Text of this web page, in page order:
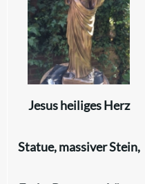
Jesus heiliges Herz
Statue, massiver Stein,